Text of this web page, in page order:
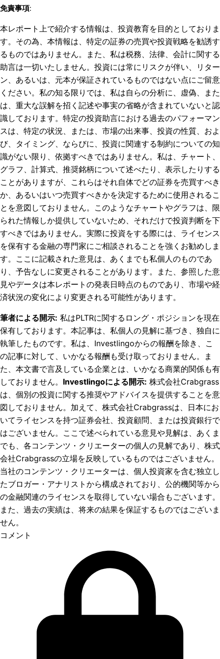
免責事項:
本レポート上で紹介する情報は、投資教育を目的としておりま
す。その為、本情報は、特定の証券の売買や投資戦略を勧誘す
るものではありません。また、私は税務、法律、会計に関する
助言は一切いたしません。投資には常にリスクが伴い、リター
ン、あるいは、元本が保証されているものではない点にご留意
ください。私の知る限りでは、私は自らの分析に、虚偽、また
は、重大な誤解を招く記述や事実の省略が含まれていないと認
識しております。特定の投資助言における過去のパフォーマン
スは、特定の状況、または、市場の出来事、投資の性質、およ
び、タイミング、ならびに、投資に関連する制約についての知
識がない限り、依拠すべきではありません。私は、チャート、
グラフ、計算式、推奨銘柄について述べたり、表示したりする
ことがありますが、これらはそれ自体でどの証券を売買すべき
か、あるいはいつ売買すべきかを決定するために使用されるこ
とを意図しておりません。このようなチャートやグラフは、限
られた情報しか提供していないため、それだけで投資判断を下
すべきではありません。実際に投資をする際には、ライセンス
を保有する金融の専門家にご相談されることを強くお勧めしま
す。ここに記載された意見は、あくまでも私個人のものであ
り、予告なしに変更されることがあります。また、参照した意
見やデータは本レポートの発表日時点のものであり、市場や経
済状況の変化により変更される可能性があります。
筆者による開示: 私はPLTRに関するロング・ポジションを現在
保有しております。 本記事は、私個人の見解に基づき、独自に
執筆したものです。私は、Investlingoからの報酬を除き、こ
の記事に対して、いかなる報酬も受け取っておりません。ま
た、本文書で言及している企業とは、いかなる商業的関係も有
しておりません。 Investlingoによる開示: 株式会社Crabgrass
は、個別の投資に関する推奨やアドバイスを提供することを意
図しておりません。加えて、株式会社Crabgrassは、日本にお
いてライセンスを持つ証券会社、投資顧問、または投資銀行で
はございません。ここで述べられている意見や見解は、あくま
でも、各コンテンツ・クリエーターの個人の見解であり、株式
会社Crabgrassの立場を反映しているものではございません。
当社のコンテンツ・クリエーターは、個人投資家を含む独立し
たブロガー・アナリストから構成されており、公的機関等から
の金融関連のライセンスを取得していない場合もございます。
また、過去の実績は、将来の結果を保証するものではございま
せん。
コメント